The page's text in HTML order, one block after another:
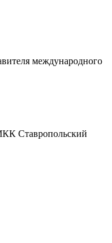
международного
Ставропольский